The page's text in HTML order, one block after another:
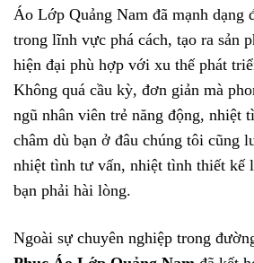
Áo Lớp Quảng Nam đã mạnh dạng
trong lĩnh vực phá cách, tạo ra sản
hiện đại phù hợp với xu thế phát
Không quá cầu kỳ, đơn giản mà
ngũ nhân viên trẻ năng động, nhiệt
châm dù bạn ở đâu chúng tôi cũng
nhiệt tình tư vấn, nhiệt tình thiết kế
bạn phải hài lòng.
Ngoài sự chuyên nghiệp trong